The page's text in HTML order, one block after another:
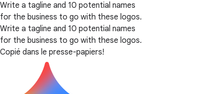
Write a tagline and 10 potential names
for the business to go with these logos.
Write a tagline and 10 potential names
for the business to go with these logos.
Copié dans le presse-papiers!